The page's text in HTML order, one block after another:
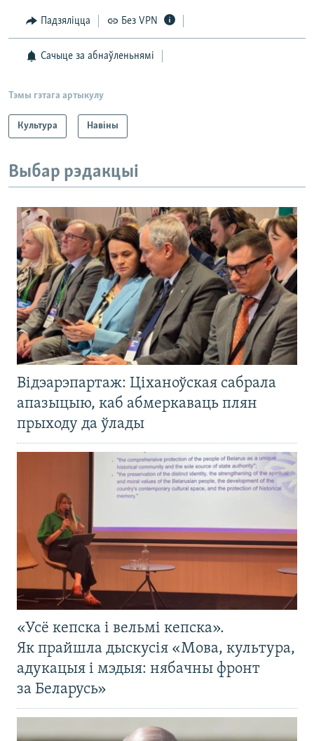
Падзяліцца Без VPN
Сачыце за абнаўленьнямі
Тэмы гэтага артыкулу
Культура Навіны
Выбар рэдакцыі
Відэарэпартаж: Ціханоўская сабрала
апазыцыю, каб абмеркаваць плян
прыходу да ўлады
«Усё кепска і вельмі кепска».
Як прайшла дыскусія «Мова, культура,
адукацыя і мэдыя: нябачны фронт
за Беларусь»